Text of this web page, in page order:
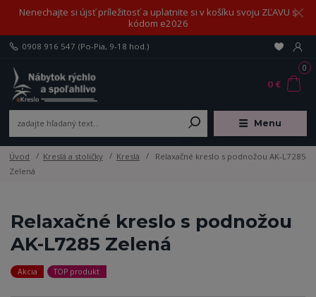
Nenechajte si újsť príležitosť a uplatnite si v košíku svoju ZĽAVU s
kódom e2026
Menu
0908 916 547 (Po-Pia, 9-18 hod.)
0
0 €
Úvod Kreslá a stoličky Kreslá
Relaxačné kreslo s podnožou AK-L7285
Zelená
Relaxačné kreslo s podnožou
AK-L7285 Zelená
Akcia TOP produkt